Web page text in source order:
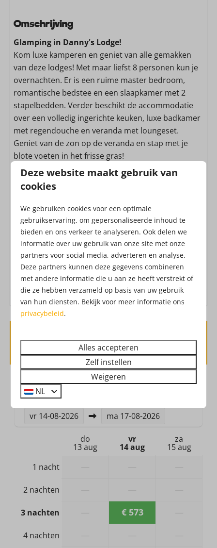
Kampeerplaats
Autovrij
Keuken
Gasfornuis: 4-pits
Filter koffieapparaat
Waterkoker: Elektrische waterkoker
Koelkast: Met vriesvak
Uitgebreide keukeninventaris
Ligging
Dichtbij de speeltuin
Buiten
Veranda
Loungeset
Veiligheid
Brandblusser
Rookmelder
Verwarming & Verkoeling
Hete luchtverwarming
Badkamer & Sanitair
Wastafel: 1
Omschrijving
Glamping in Danny's Lodge!
Kom luxe kamperen en geniet van alle gemakken
van deze lodges! Met maar liefst 8 personen kun je
overnachten. Er is een ruime master bedroom,
romantische bedstee en een slaapkamer met 2
stapelbedden. Verder beschikt de accommodatie
over een volledig ingerichte keuken, luxe badkamer
met regendouche en veranda met loungeset.
Geniet van de zon op de veranda en stap met je
blote voeten in het frisse gras!
Bij een verblijf in Danny's-Lodge, heb je ook
Attractiepark werkt met een all-in formule,
waardoor je zonder extra kosten geniet van o.a.
vers fruit, belegde broodjes, frites, snacks, verse
churros, soep, koffie, thee, limonade,
Drouwenerzand frisdranken en waterijs. Check hier
deopeningstijdenvan het Attractiepark.
Beschikbaarheid en prijs
2 gasten
vr 14-08-2026 ma 17-08-2026
do
13 aug
vr
14 aug
za
15 aug
1 nacht
2 nachten
3 nachten € 573
4 nachten
Deze website maakt gebruik van
cookies
We gebruiken cookies voor een optimale
gebruikservaring, om gepersonaliseerde inhoud te
bieden en ons verkeer te analyseren. Ook delen we
informatie over uw gebruik van onze site met onze
partners voor social media, adverteren en analyse.
Deze partners kunnen deze gegevens combineren
met andere informatie die u aan ze heeft verstrekt of
die ze hebben verzameld op basis van uw gebruik
van hun diensten. Bekijk voor meer informatie ons
privacybeleid.
Alles accepteren
Zelf instellen
Weigeren
NL